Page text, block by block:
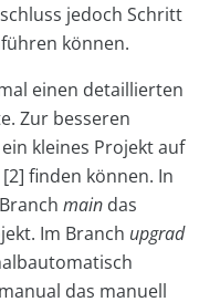
jedoch Schritt
können.
einen detaillierten
Zur besseren
kleines Projekt auf
finden können. In
main das
Im Branch upgrad
das manuell